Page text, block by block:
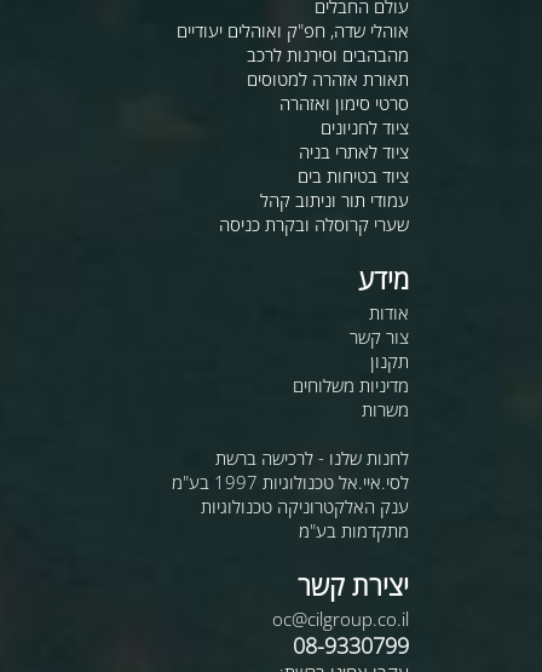
עולם החבלים
אוהלי שדה, חפ"ק ואוהלים יעודיים
מהבהבים וסירנות לרכב
תאורת אזהרה למטוסים
סרטי סימון ואזהרה
ציוד לחניונים
ציוד לאתרי בניה
ציוד בטיחות בים
עמודי תור וניתוב קהל
שערי קרוסלה ובקרת כניסה
מידע
אודות
צור קשר
תקנון
מדיניות משלוחים
משרות
לחנות שלנו - לרכישה ברשת
לסי.איי.אל טכנולוגיות 1997 בע"מ
ענק האלקטרוניקה טכנולוגיות
מתקדמות בע"מ
יצירת קשר
oc@cilgroup.co.il
08-9330799